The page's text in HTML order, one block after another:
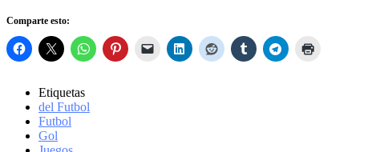
Comparte esto:
Etiquetas
del Futbol
Futbol
Gol